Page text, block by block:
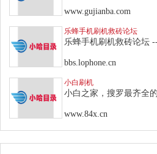
www.gujianba.com
乐蜂手机刷机救砖论坛
乐蜂手机刷机救砖论坛
bbs.lophone.cn
小白刷机
小白之家，搜罗最齐全
www.84x.cn